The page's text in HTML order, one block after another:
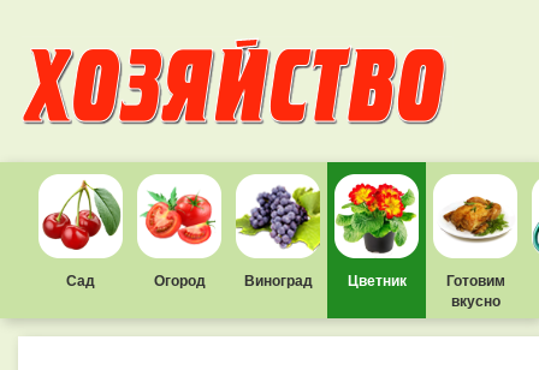
Сад Огород Виноград Цветник
Готовим
вкусно